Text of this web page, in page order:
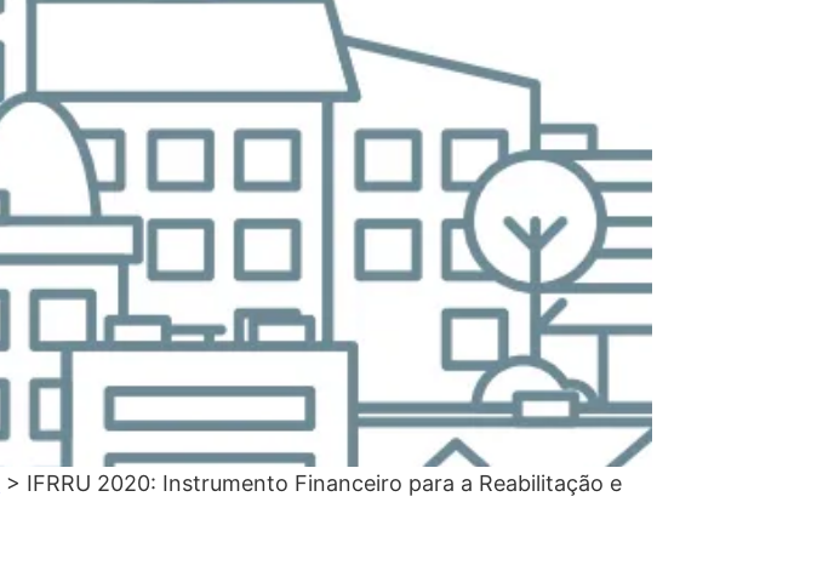
> IFRRU 2020: Instrumento Financeiro para a Reabilitação e